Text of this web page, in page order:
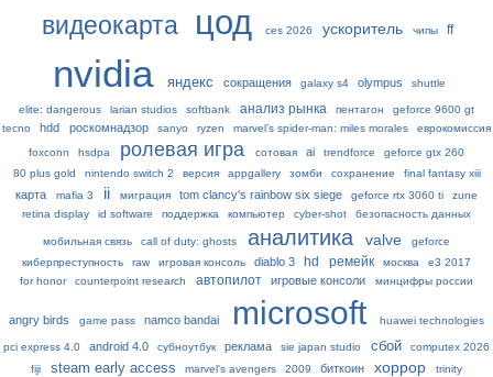
видеокарта цод ces 2026 ускоритель чипы ff
nvidia яндекс сокращения galaxy s4 olympus shuttle
elite: dangerous larian studios softbank анализ рынка пентагон
geforce 9600 gt
tecno
hdd роскомнадзор sanyo ryzen marvel’s spider-man: miles morales еврокомиссия
foxconn hsdpa ролевая игра сотовая ai trendforce
geforce gtx 260
80 plus gold
nintendo switch 2 версия appgallery зомби сохранение final fantasy xiii
карта mafia 3 ii миграция tom clancy's rainbow six siege geforce rtx 3060 ti
zune
retina display
id software поддержка компьютер cyber-shot безопасность данных
мобильная связь call of duty: ghosts аналитика valve
geforce
киберпреступность
raw игровая консоль diablo 3 hd ремейк москва
e3 2017
for honor
counterpoint research автопилот игровые консоли минцифры россии
angry birds game pass namco bandai microsoft huawei technologies
pci express 4.0 android 4.0 субноутбук реклама sie japan studio сбой
computex 2026
fiji
steam early access marvel's avengers 2009 биткоин хоррор
trinity